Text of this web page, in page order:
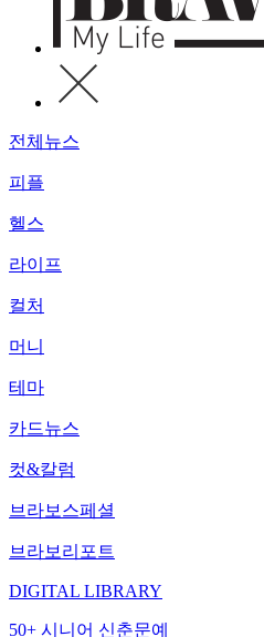
전체뉴스
피플
헬스
라이프
컬처
머니
테마
카드뉴스
컷&칼럼
브라보스페셜
브라보리포트
DIGITAL LIBRARY
50+ 시니어 신춘문예